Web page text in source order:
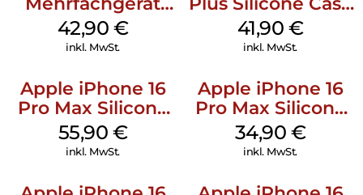
Luna Grey
42,90 €
inkl. MwSt.
MagSafe Stone
Gray
41,90 €
inkl. MwSt.
Apple iPhone 16
Pro Max Silicone
Case MagSafe
Stone Gray
55,90 €
inkl. MwSt.
Apple iPhone 16
Pro Max Silicone
Case MagSafe
Denim
34,90 €
inkl. MwSt.